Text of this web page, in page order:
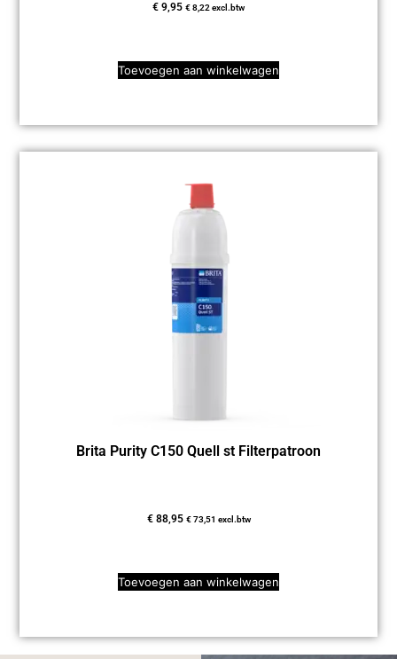
€ 9,95 €8,22excl.btw
Toevoegen aan winkelwagen
Brita Purity C150 Quell st Filterpatroon
€88,95 €73,51 excl.btw
Toevoegen aan winkelwagen